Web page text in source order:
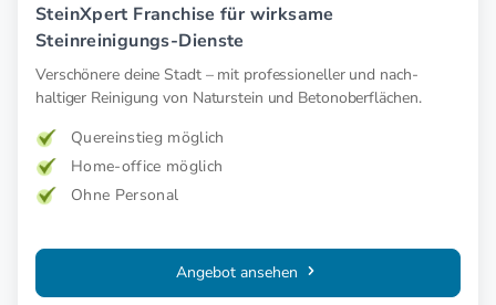
SteinXpert Franchise für wirksame
Steinreinigungs-Dienste
Verschönere deine Stadt – mit profes­sioneller und nach­
haltiger Reinigung von Naturstein und Betonoberflächen.
Quereinstieg möglich
Home-office möglich
Ohne Personal
Angebot ansehen